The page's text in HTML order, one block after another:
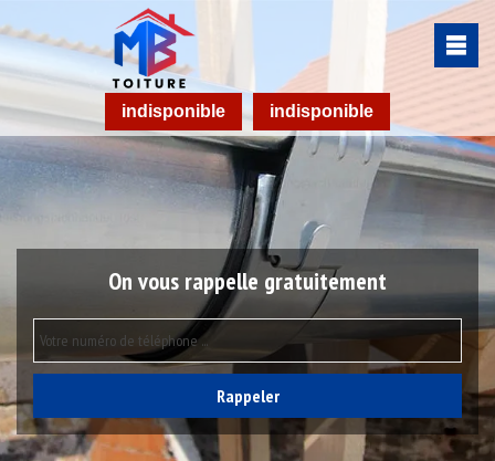
indisponible indisponible
On vous rappelle gratuitement